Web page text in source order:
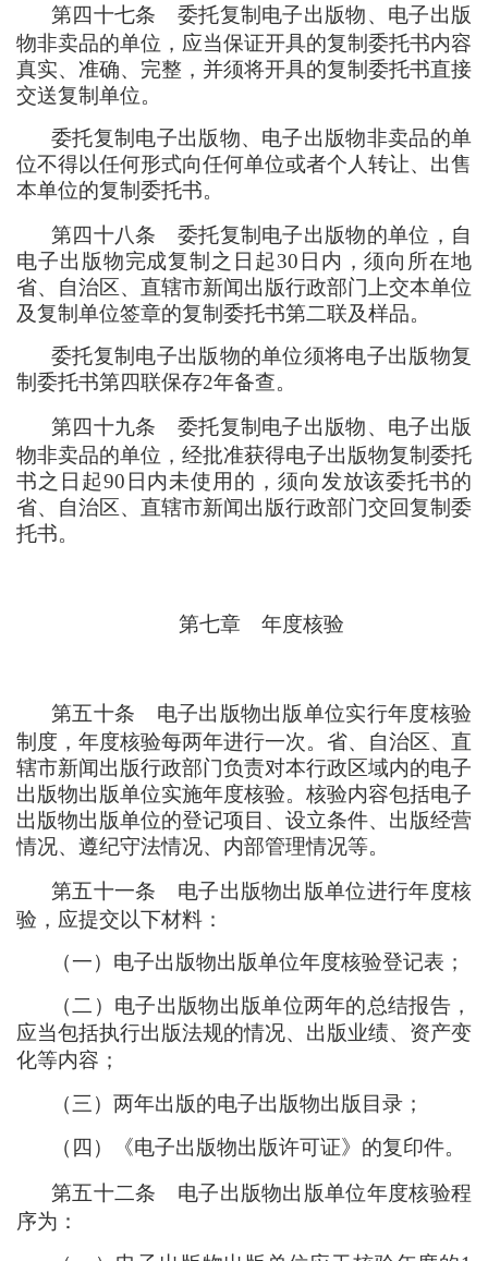
第四十七条 委托复制电子出版物、电子出版
物非卖品的单位 ， 应当保证开具的复制委托书内容
真实、准确、完整 ， 并须将开具的复制委托书直接
交送复制单位。
委托复制电子出版物、电子出版物非卖品的单
位不得以任何形式向任何单位或者个人转让、出售
本单位的复制委托书。
第四十八条 委托复制电子出版物的单位 ， 自
电子出版物完成复制之日起30日内 ，须向所在地
省、自治区、直辖市新闻出版行政部门上交本单位
及复制单位签章的复制委托书第二联及样品。
委托复制电子出版物的单位须将电子出版物复
制委托书第四联保存2年备查。
第四十九条 委托复制电子出版物、电子出版
物非卖品的单位 ， 经批准获得电子出版物复制委托
书之日起90日内未使用的 ， 须向发放该委托书的
省、自治区、直辖市新闻出版行政部门交回复制委
托书。
第七章 年度核验
第五十条 电子出版物出版单位实行年度核验
制度 ， 年度核验每两年进行一次。省、自治区、直
辖市新闻出版行政部门负责对本行政区域内的电子
出版物出版单位实施年度核验。核验内容包括电子
出版物出版单位的登记项目、设立条件、出版经营
情况、遵纪守法情况、内部管理情况等。
第五十一条 电子出版物出版单位进行年度核
验 ， 应提交以下材料 ：
（一） 电子出版物出版单位年度核验登记表 ；
（二 ） 电子出版物出版单位两年的总结报告 ，
应当包括执行出版法规的情况、出版业绩、资产变
化等内容 ；
（三 ） 两年出版的电子出版物出版目录 ；
（ 四 ）
《电子出版物出版许可证》的复印件。
第五十二条 电子出版物出版单位年度核验程
序为 ：